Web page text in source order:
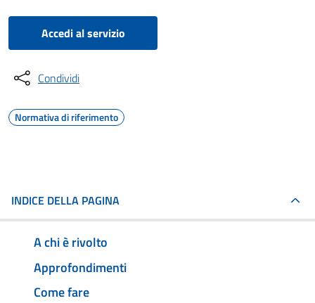
Accedi al servizio
Condividi
Normativa di riferimento
INDICE DELLA PAGINA
A chi è rivolto
Approfondimenti
Come fare